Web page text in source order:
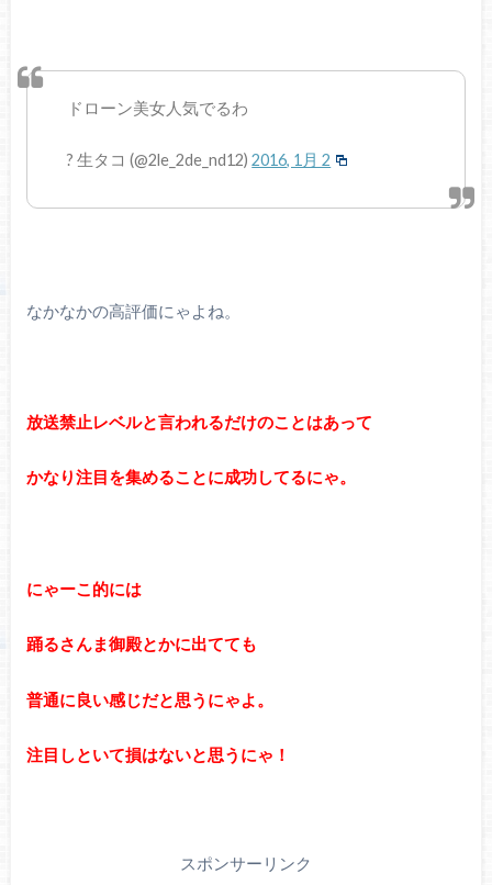
ドローン美女人気でるわ
? 生タコ (@2le_2de_nd12)2016, 1月 2
なかなかの高評価にゃよね。
放送禁止レベルと言われるだけのことはあって
かなり注目を集めることに成功してるにゃ。
にゃーこ的には
踊るさんま御殿とかに出てても
普通に良い感じだと思うにゃよ。
注目しといて損はないと思うにゃ！
スポンサーリンク